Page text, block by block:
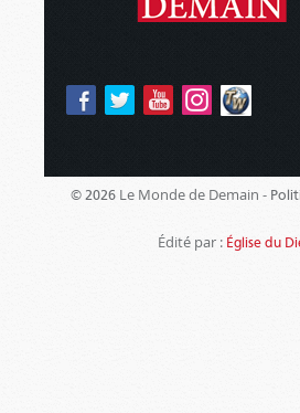
© 2026 Le Monde de Demain -
Édité par : Église du